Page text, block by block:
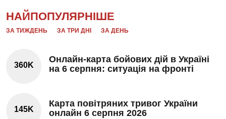
НАЙПОПУЛЯРНІШЕ
ЗА ТИЖДЕНЬ ЗА ТРИ ДНІ ЗА ДЕНЬ
360K
Онлайн-карта бойових дій в Україні
на 6 серпня: ситуація на фронті
145K
Карта повітряних тривог України
онлайн 6 серпня 2026